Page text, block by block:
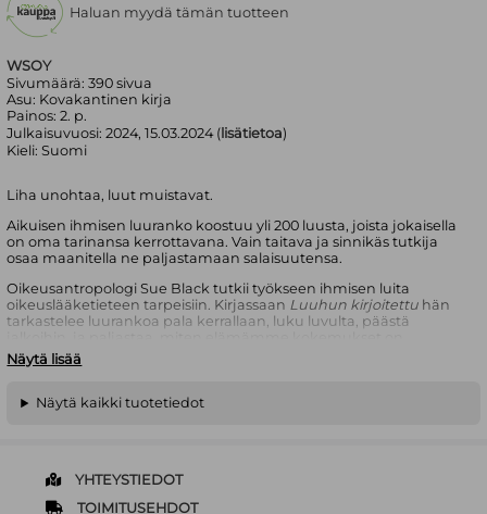
WSOY
Sivumäärä:390 sivua
Asu: Kovakantinen kirja
Painos:2. p.
Julkaisuvuosi:2024, 15.03.2024 ( lisätietoa)
Kieli:Suomi
Liha unohtaa, luut muistavat.
Aikuisen ihmisen luuranko koostuu yli 200 luusta, joista jokaisella
on oma tarinansa kerrottavana. Vain taitava ja sinnikäs tutkija
osaa maanitella ne paljastamaan salaisuutensa.
Oikeusantropologi Sue Black tutkii työkseen ihmisen luita
oikeuslääketieteen tarpeisiin. Kirjassaan Luuhun kirjoitettu hän
tarkastelee luurankoa pala kerrallaan, luku luvulta, päästä
kirjoitettu luihimme. Kaikki tekemämme - se mitä söimme,
kuinka liikuimme, onnettomuudet joihin jouduimme - jättää
kautta herkkätunteisesti ja kunnioittaen niin rikokset kuin
Sue Blackin teos (...) on täynnä mukaansatempaavia
tapauskertomuksia (...) ja kuivaa huumoria. - Independent
Näytä lisää
Haluan myydä tämän tuotteen
Näytä kaikki tuotetiedot
YHTEYSTIEDOT
TOIMITUSEHDOT